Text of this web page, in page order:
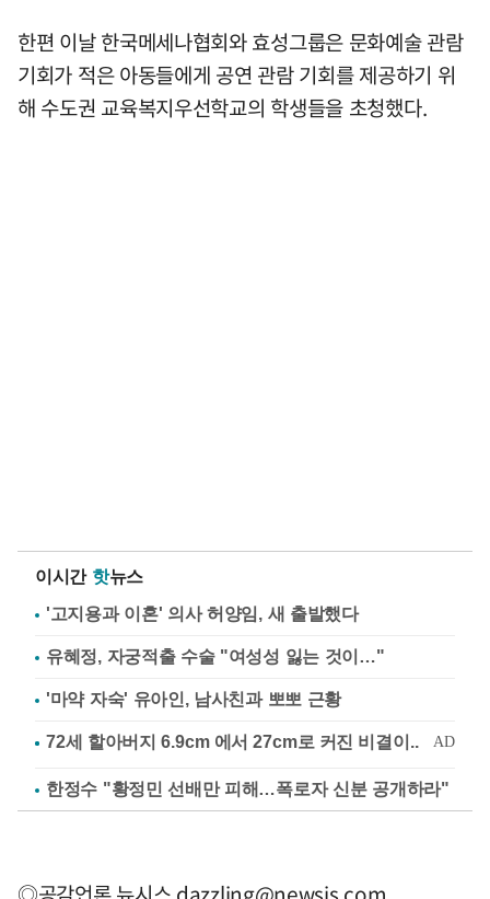
한편 이날 한국메세나협회와 효성그룹은 문화예술 관람
기회가 적은 아동들에게 공연 관람 기회를 제공하기 위
해 수도권 교육복지우선학교의 학생들을 초청했다.
이시간 핫뉴스
'고지용과 이혼' 의사 허양임, 새 출발했다
유혜정, 자궁적출 수술 "여성성 잃는 것이…"
'마약 자숙' 유아인, 남사친과 뽀뽀 근황
한정수 "황정민 선배만 피해…폭로자 신분 공개하라"